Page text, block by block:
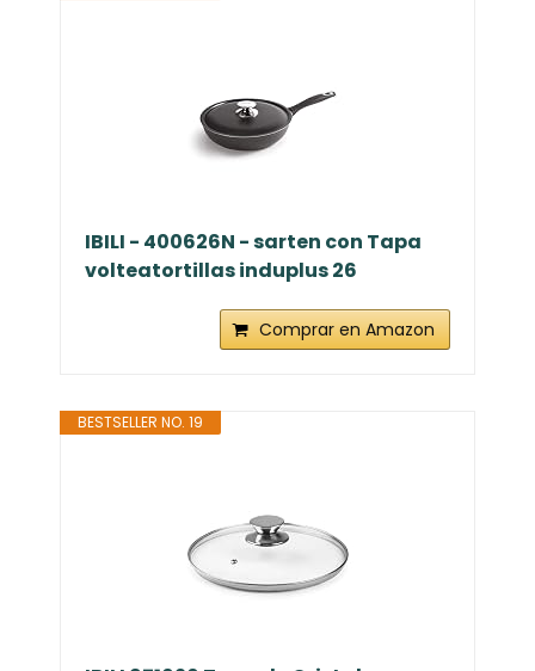
IBILI - 400626N - sarten con Tapa
volteatortillas induplus 26
Comprar en Amazon
BESTSELLER NO. 19